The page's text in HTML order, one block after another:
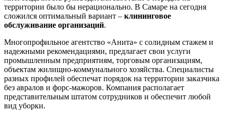
территории было бы нерационально. В Самаре на сегодня
сложился оптимальный вариант – клининговое
обслуживание организаций.
Многопрофильное агентство «Анита» с солидным стажем и
надежными рекомендациями, предлагает свои услуги
промышленным предприятиям, торговым организациям,
объектам жилищно-коммунального хозяйства. Специалисты
разных профилей обеспечат порядок на территории заказчика
без авралов и форс-мажоров. Компания располагает
представительным штатом сотрудников и обеспечит любой
вид уборки.